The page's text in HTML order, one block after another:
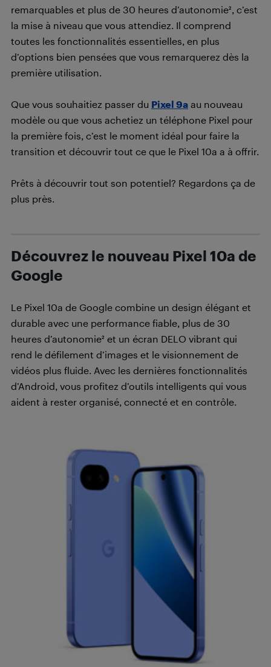
remarquables et plus de 30 heures d’autonomie², c’est
la mise à niveau que vous attendiez. Il comprend
toutes les fonctionnalités essentielles, en plus
d’options bien pensées que vous remarquerez dès la
première utilisation.
Que vous souhaitiez passer du Pixel 9a au nouveau
modèle ou que vous achetiez un téléphone Pixel pour
la première fois, c’est le moment idéal pour faire la
transition et découvrir tout ce que le Pixel 10a a à offrir.
Prêts à découvrir tout son potentiel? Regardons ça de
plus près.
Découvrez le nouveau Pixel 10a de
Google
Le Pixel 10a de Google combine un design élégant et
durable avec une performance fiable, plus de 30
heures d’autonomie² et un écran DELO vibrant qui
rend le défilement d’images et le visionnement de
vidéos plus fluide. Avec les dernières fonctionnalités
d’Android, vous profitez d’outils intelligents qui vous
aident à rester organisé, connecté et en contrôle.